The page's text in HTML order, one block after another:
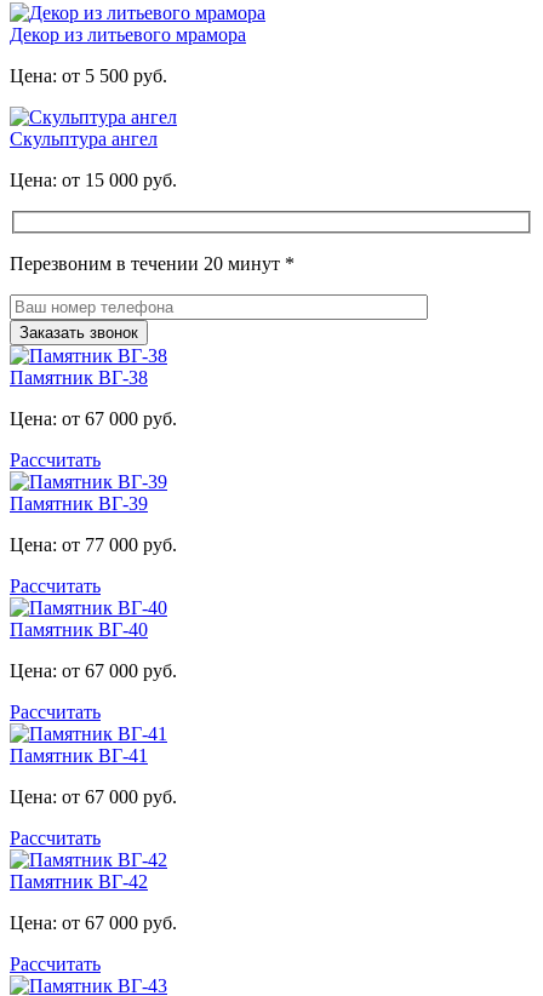
Декор из литьевого мрамора
Цена: от 5 500 руб.
Скульптура ангел
Цена: от 15 000 руб.
Перезвоним в течении 20 минут *
Памятник ВГ-38
Цена: от 67 000 руб.
Рассчитать
Памятник ВГ-39
Цена: от 77 000 руб.
Рассчитать
Памятник ВГ-40
Цена: от 67 000 руб.
Рассчитать
Памятник ВГ-41
Цена: от 67 000 руб.
Рассчитать
Памятник ВГ-42
Цена: от 67 000 руб.
Рассчитать